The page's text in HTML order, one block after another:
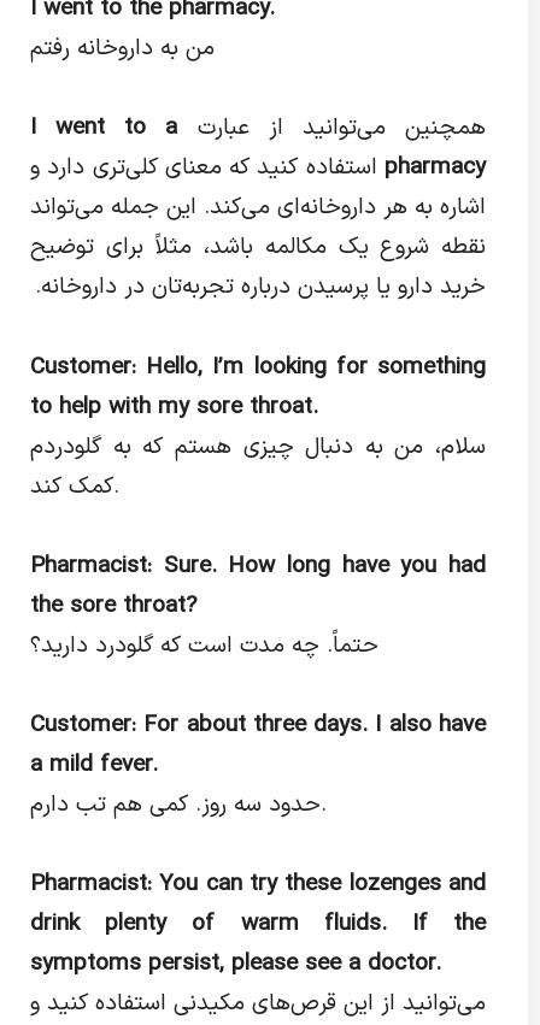
I went to the pharmacy.
من به داروخانه رفتم
همچنین می‌توانید از عبارت I went to a
pharmacy استفاده کنید که معنای کلی‌تری دارد و
اشاره به هر داروخانه‌ای می‌کند. این جمله می‌تواند
نقطه شروع یک مکالمه باشد، مثلاً برای توضیح
خرید دارو یا پرسیدن درباره تجربه‌تان در داروخانه.
Customer: Hello, I’m looking for something
to help with my sore throat.
سلام، من به دنبال چیزی هستم که به گلودردم
Pharmacist: Sure. How long have you had
the sore throat?
حتماً. چه مدت است که گلودرد دارید؟
Customer: For about three days. I also have
a mild fever.
Pharmacist: You can try these lozenges and
drink plenty of warm fluids. If the
symptoms persist, please see a doctor.
می‌توانید از این قرص‌های مکیدنی استفاده کنید و